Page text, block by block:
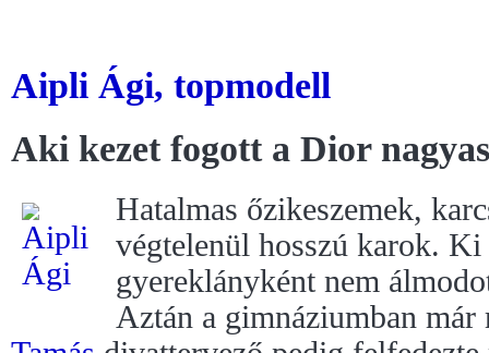
Aipli Ági, topmodell
Aki kezet fogott a Dior
Hatalmas őzikeszemek,
végtelenül hosszú karok.
gyereklányként nem
Aztán a gimnáziumban